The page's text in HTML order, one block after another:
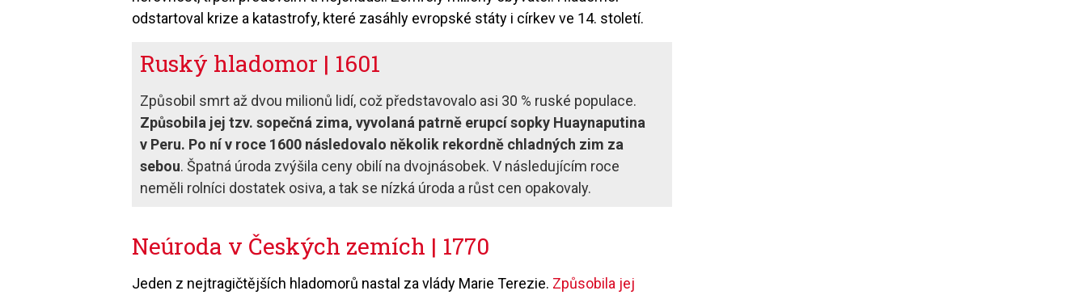
odstartoval krize a katastrofy, které zasáhly evropské státy i církev ve 14. století.
Ruský hladomor | 1601
Způsobil smrt až dvou milio­nů lidí, což představovalo asi 30 % ruské populace.
Způsobila jej tzv. sopečná zima, vyvolaná patrně erupcí sopky Huaynaputina
v Peru. Po ní v roce 1600 následovalo několik rekordně chladných zim za
sebou. Špatná úroda zvýšila ceny obilí na dvojnásobek. V následujícím roce
neměli rolníci dostatek osiva, a tak se nízká úroda a růst cen opakovaly.
Neúroda v Českých zemích | 1770
Jeden z nejtragičtějších hladomorů nastal za vlády Marie Terezie. Způsobila jej